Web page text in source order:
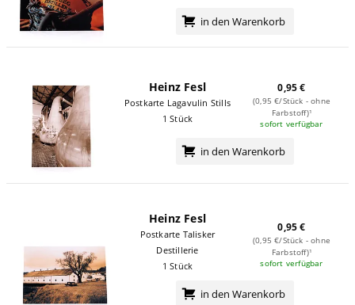
in den Warenkorb
Heinz Fesl
Postkarte Lagavulin Stills
1 Stück
0,95 €
(0,95 €/Stück - ohne
Farbstoff)¹
sofort verfügbar
in den Warenkorb
Heinz Fesl
Postkarte Talisker
Destillerie
1 Stück
0,95 €
(0,95 €/Stück - ohne
Farbstoff)¹
sofort verfügbar
in den Warenkorb